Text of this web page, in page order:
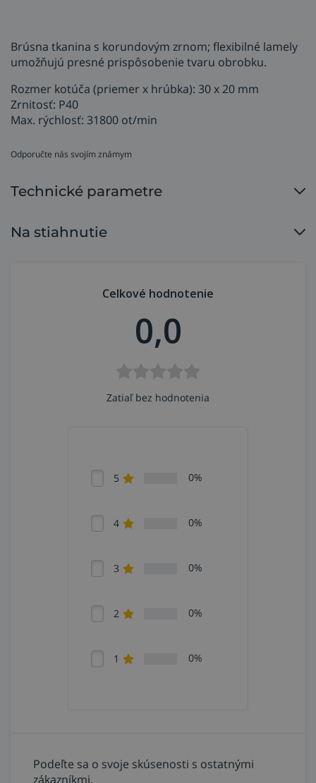
Brúsna tkanina s korundovým zrnom; flexibilné lamely
umožňujú presné prispôsobenie tvaru obrobku.
Rozmer kotúča (priemer x hrúbka): 30 x 20 mm
Zrnitosť: P40
Max. rýchlosť: 31800 ot/min
Odporučte nás svojím známym
Technické parametre
Na stiahnutie
Celkové hodnotenie
0,0
Zatiaľ bez hodnotenia
5 0%
4 0%
3 0%
2 0%
1 0%
Podeľte sa o svoje skúsenosti s ostatnými
zákazníkmi.